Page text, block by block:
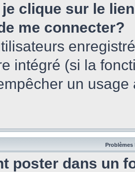
je clique sur le
me connecter?
intégré (si la
un
Problèmes
poster dans un